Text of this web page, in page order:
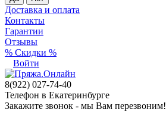
Доставка и оплата
Контакты
Гарантии
Отзывы
% Скидки %
Войти
8(922) 027-74-40
Телефон в Екатеринбурге
Закажите звонок - мы Вам перезвоним!